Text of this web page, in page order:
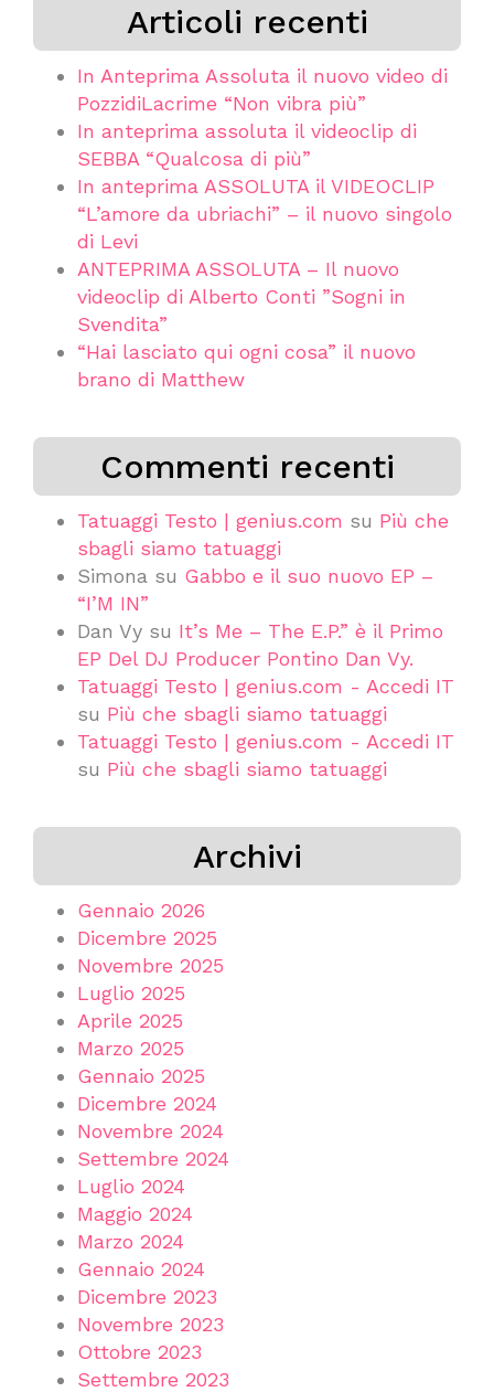
Articoli recenti
In Anteprima Assoluta il nuovo video di
PozzidiLacrime “Non vibra più”
In anteprima assoluta il videoclip di
SEBBA “Qualcosa di più”
In anteprima ASSOLUTA il VIDEOCLIP
“L’amore da ubriachi” – il nuovo singolo
di Levi
ANTEPRIMA ASSOLUTA – Il nuovo
videoclip di Alberto Conti ”Sogni in
Svendita”
“Hai lasciato qui ogni cosa” il nuovo
brano di Matthew
Commenti recenti
Tatuaggi Testo | genius.com su Più che
sbagli siamo tatuaggi
Simona su Gabbo e il suo nuovo EP –
“I’M IN”
Dan Vy su It’s Me – The E.P.” è il Primo
EP Del DJ Producer Pontino Dan Vy.
Tatuaggi Testo | genius.com - Accedi IT
su Più che sbagli siamo tatuaggi
Tatuaggi Testo | genius.com - Accedi IT
su Più che sbagli siamo tatuaggi
Archivi
Gennaio 2026
Dicembre 2025
Novembre 2025
Luglio 2025
Aprile 2025
Marzo 2025
Gennaio 2025
Dicembre 2024
Novembre 2024
Settembre 2024
Luglio 2024
Maggio 2024
Marzo 2024
Gennaio 2024
Dicembre 2023
Novembre 2023
Ottobre 2023
Settembre 2023